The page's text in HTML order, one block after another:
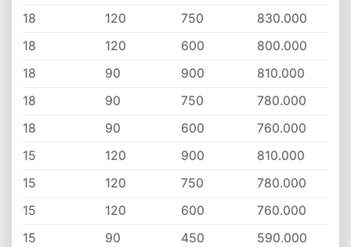
18
120 750
830.000
18
120 600
800.000
18
90 900
810.000
18
90 750
780.000
18
90 600
760.000
15
120 900
810.000
15
120 750
780.000
15
120 600
760.000
15
90 450
590.000